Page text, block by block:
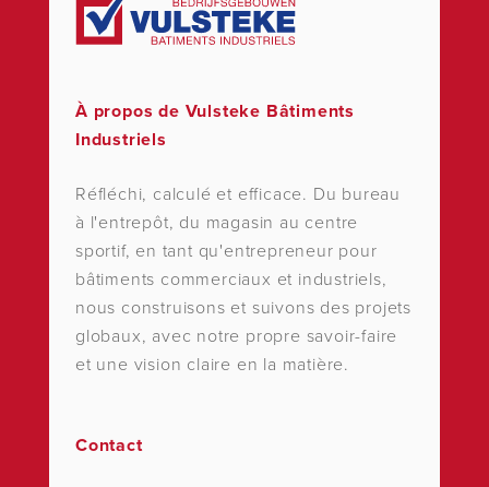
À propos de Vulsteke Bâtiments
Industriels
Réfléchi, calculé et efficace. Du bureau
à l'entrepôt, du magasin au centre
sportif, en tant qu'entrepreneur pour
bâtiments commerciaux et industriels,
nous construisons et suivons des projets
globaux, avec notre propre savoir-faire
et une vision claire en la matière.
Contact